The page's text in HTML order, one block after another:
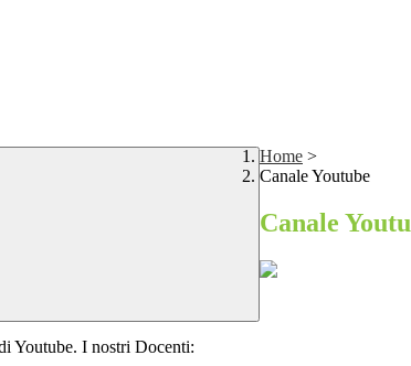
Home >
Canale Youtube
Canale
Youtube. I nostri Docenti: